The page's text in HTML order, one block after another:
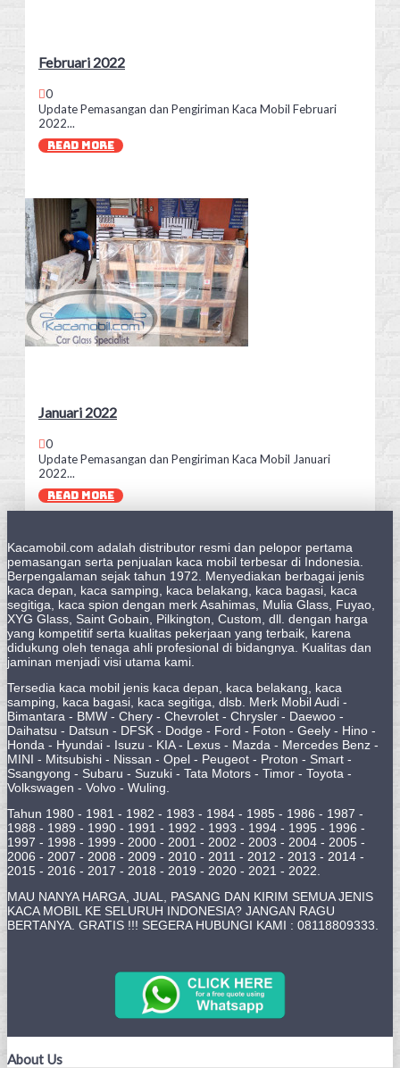
Februari 2022
0
Update Pemasangan dan Pengiriman Kaca Mobil Februari
2022...
READ MORE
Januari 2022
0
Update Pemasangan dan Pengiriman Kaca Mobil Januari
2022...
READ MORE
Kacamobil.com adalah distributor resmi dan pelopor pertama
pemasangan serta penjualan kaca mobil terbesar di Indonesia.
Berpengalaman sejak tahun 1972. Menyediakan berbagai jenis
kaca depan, kaca samping, kaca belakang, kaca bagasi, kaca
segitiga, kaca spion dengan merk Asahimas, Mulia Glass, Fuyao,
XYG Glass, Saint Gobain, Pilkington, Custom, dll. dengan harga
yang kompetitif serta kualitas pekerjaan yang terbaik, karena
didukung oleh tenaga ahli profesional di bidangnya. Kualitas dan
jaminan menjadi visi utama kami.
Tersedia kaca mobil jenis kaca depan, kaca belakang, kaca
samping, kaca bagasi, kaca segitiga, dlsb. Merk Mobil Audi -
Bimantara - BMW - Chery - Chevrolet - Chrysler - Daewoo -
Daihatsu - Datsun - DFSK - Dodge - Ford - Foton - Geely - Hino -
Honda - Hyundai - Isuzu - KIA - Lexus - Mazda - Mercedes Benz -
MINI - Mitsubishi - Nissan - Opel - Peugeot - Proton - Smart -
Ssangyong - Subaru - Suzuki - Tata Motors - Timor - Toyota -
Volkswagen - Volvo - Wuling.
Tahun 1980 - 1981 - 1982 - 1983 - 1984 - 1985 - 1986 - 1987 -
1988 - 1989 - 1990 - 1991 - 1992 - 1993 - 1994 - 1995 - 1996 -
1997 - 1998 - 1999 - 2000 - 2001 - 2002 - 2003 - 2004 - 2005 -
2006 - 2007 - 2008 - 2009 - 2010 - 2011 - 2012 - 2013 - 2014 -
2015 - 2016 - 2017 - 2018 - 2019 - 2020 - 2021 - 2022.
MAU NANYA HARGA, JUAL, PASANG DAN KIRIM SEMUA JENIS
KACA MOBIL KE SELURUH INDONESIA? JANGAN RAGU
BERTANYA. GRATIS !!! SEGERA HUBUNGI KAMI : 08118809333.
About Us